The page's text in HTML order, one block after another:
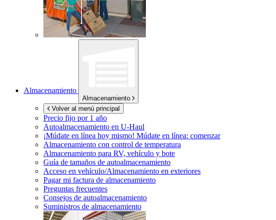
Almacenamiento
Almacenamiento
Volver al menú principal
Precio fijo por 1 año
Autoalmacenamiento en U-Haul
¡Múdate en línea hoy mismo! Múdate en línea: comenzar
Almacenamiento con control de temperatura
Almacenamiento para RV, vehículo y bote
Guía de tamaños de autoalmacenamiento
Acceso en vehículo/Almacenamiento en exteriores
Pagar mi factura de almacenamiento
Preguntas frecuentes
Consejos de autoalmacenamiento
Suministros de almacenamiento